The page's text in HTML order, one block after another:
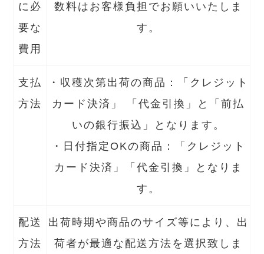
に必
要な
費用
数料はお客様負担でお願いいたしま
す。
支払
方法
・収穫次第出荷の商品：「クレジット
カード決済」 「代金引換」と「前払
いの銀行振込」となります。
・日付指定OKの商品：「クレジット
カード決済」「代金引換」となりま
す。
配送
方法
出荷時期や商品のサイズ等により、出
荷者が最適な配送方法を選択致しま